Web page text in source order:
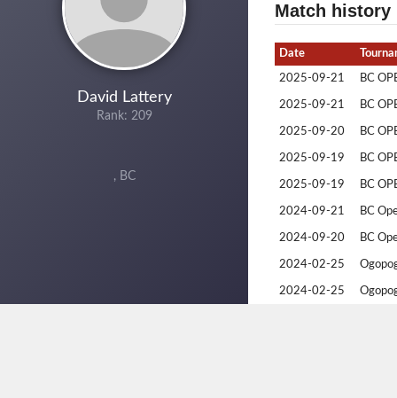
David Lattery
Rank: 209
, BC
Match history
Date
2025-09-21 BC
2025-09-21 BC
2025-09-20 BC
2025-09-19 BC
2025-09-19 BC
2024-09-21 BC
2024-09-20 BC
2024-02-25
2024-02-25